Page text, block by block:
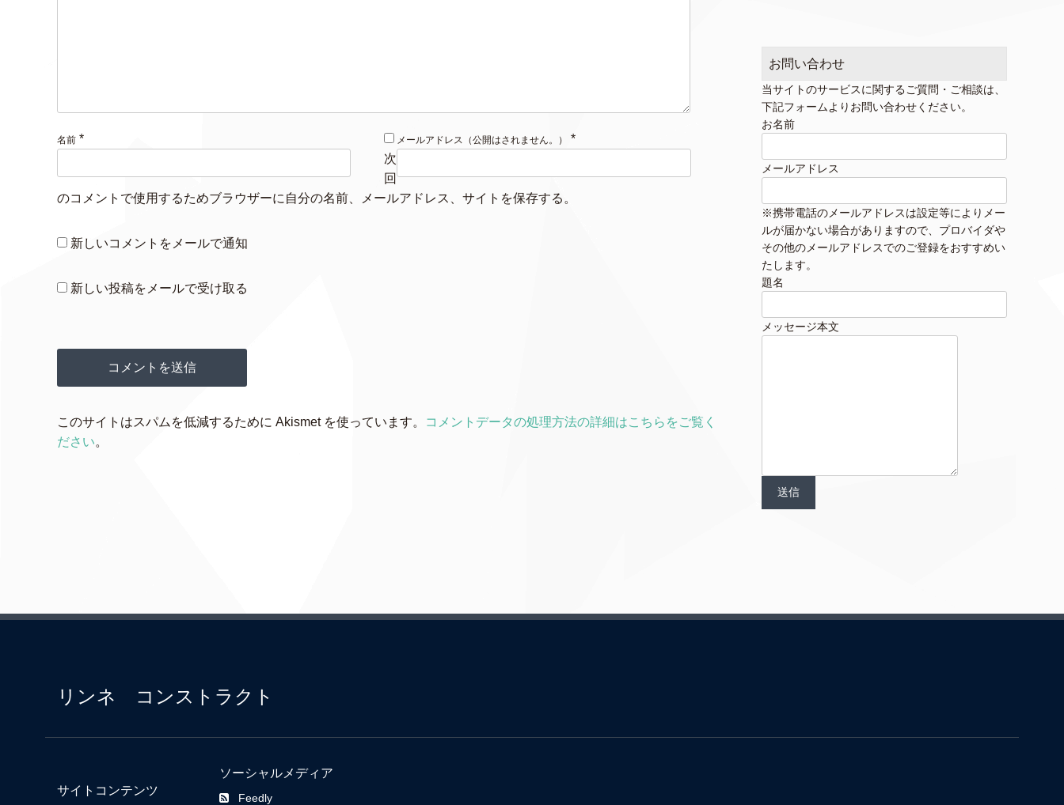
名前 * メールアドレス（公開はされません。）
*
次
回
のコメントで使用するためブラウザーに自分の名前、メールアドレス、サイトを保存する。
新しいコメントをメールで通知
新しい投稿をメールで受け取る
このサイトはスパムを低減するために Akismet を使っています。
コメントデータの処理方法の詳細はこちらをご覧く
ださい。
お問い合わせ
当サイトのサービスに関するご質問・ご相談は、
下記フォームよりお問い合わせください。
お名前
メールアドレス
※携帯電話のメールアドレスは設定等によりメー
ルが届かない場合がありますので、プロバイダや
その他のメールアドレスでのご登録をおすすめい
たします。
題名
メッセージ本文
リンネ コンストラクト
サイトコンテンツ
ソーシャルメディア
Feedly